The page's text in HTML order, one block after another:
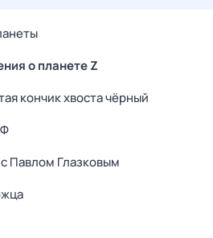
о планете Z
кончик хвоста чёрный
Павлом Глазковым